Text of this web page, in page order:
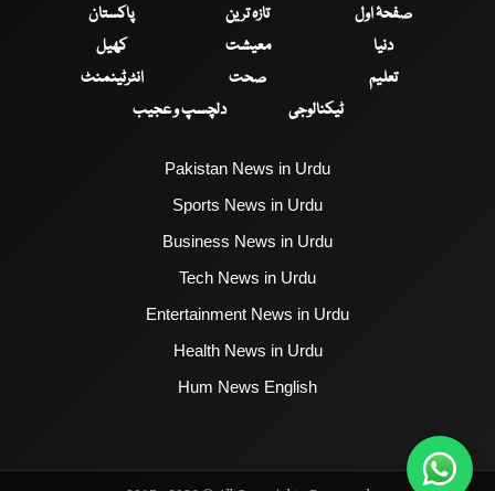
صفحۂ اول تازہ ترین
پاکستان
دنیا
معیشت
کھیل
تعلیم
صحت
انٹرٹینمنٹ
ٹیکنالوجی
دلچسپ و عجیب
Pakistan News in Urdu
Sports News in Urdu
Business News in Urdu
Tech News in Urdu
Entertainment News in Urdu
Health News in Urdu
Hum News English